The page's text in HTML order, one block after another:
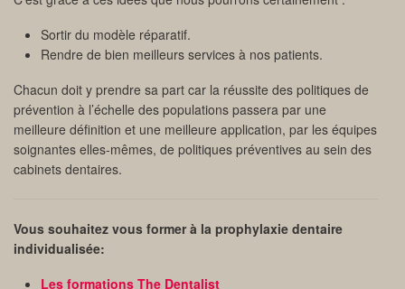
Sortir du modèle réparatif.
Rendre de bien meilleurs services à nos patients.
Chacun doit y prendre sa part car la réussite des politiques de
prévention à l’échelle des populations passera par une
meilleure définition et une meilleure application, par les équipes
soignantes elles-mêmes, de politiques préventives au sein des
cabinets dentaires.
Vous souhaitez vous former à la prophylaxie dentaire
individualisée:
Les formations The Dentalist